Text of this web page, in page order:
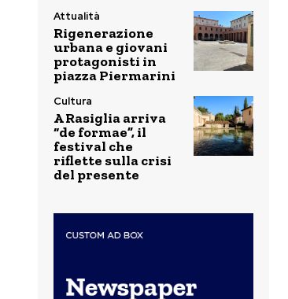
Attualità
Rigenerazione
urbana e giovani
protagonisti in
piazza Piermarini
Cultura
A Rasiglia arriva
“de formae”, il
festival che
riflette sulla crisi
del presente